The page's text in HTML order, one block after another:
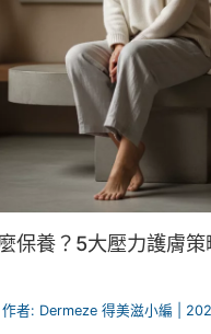
保養？5大壓力護膚
作者: Dermeze 得美滋小編